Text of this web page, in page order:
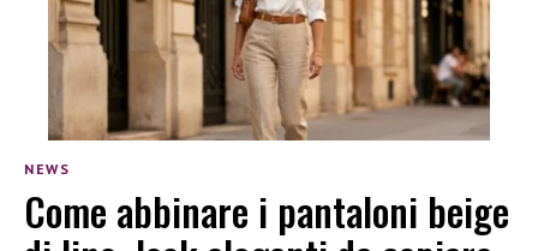
NEWS
Come abbinare i pantaloni beige